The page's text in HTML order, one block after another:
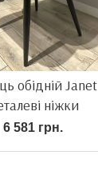
обідній Janet
ніжки
6 581 грн.